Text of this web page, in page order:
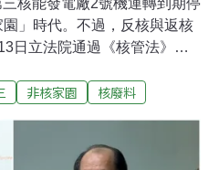
核能發電廠2號機運轉到期停
」時代。不過，反核與返核
日立法院通過《核管法》修
。服役40年原本要除役的核
二、三廠如期除役，全力推
非核家園 核廢料